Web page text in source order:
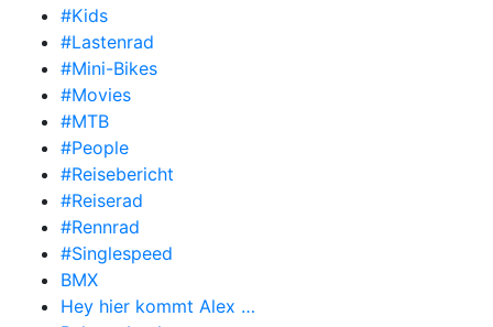
#Kids
#Lastenrad
#Mini-Bikes
#Movies
#MTB
#People
#Reisebericht
#Reiserad
#Rennrad
#Singlespeed
BMX
Hey hier kommt Alex …